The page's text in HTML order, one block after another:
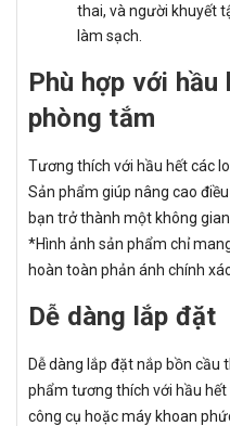
thai, và người khuyết
làm sạch.
Phù hợp với
phòng tắm
Tương thích với hầu hết các
Sản phẩm giúp nâng cao
bạn trở thành một không
*Hình ảnh sản phẩm chỉ
hoàn toàn phản ánh chính
Dễ dàng lắp đặt
Dễ dàng lắp đặt nắp bồn cầu
phẩm tương thích với hầu
công cụ hoặc máy khoan